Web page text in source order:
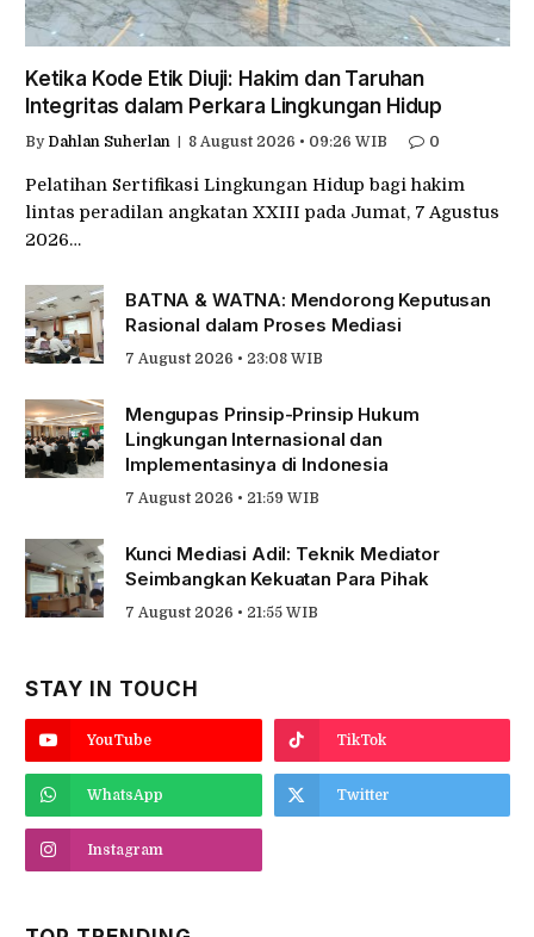
Ketika Kode Etik Diuji: Hakim dan Taruhan
Integritas dalam Perkara Lingkungan Hidup
By Dahlan Suherlan 8 August 2026 • 09:26 WIB 0
Pelatihan Sertifikasi Lingkungan Hidup bagi hakim
lintas peradilan angkatan XXIII pada Jumat, 7 Agustus
2026…
BATNA & WATNA: Mendorong Keputusan
Rasional dalam Proses Mediasi
7 August 2026 • 23:08 WIB
Mengupas Prinsip-Prinsip Hukum
Lingkungan Internasional dan
Implementasinya di Indonesia
7 August 2026 • 21:59 WIB
Kunci Mediasi Adil: Teknik Mediator
Seimbangkan Kekuatan Para Pihak
7 August 2026 • 21:55 WIB
STAY IN TOUCH
YouTube TikTok
WhatsApp Twitter
Instagram